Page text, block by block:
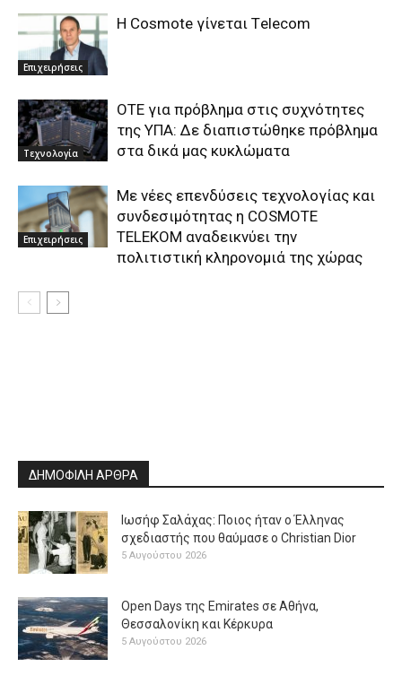
Επιχειρήσεις
H Cosmote γίνεται Τelecom
Τεχνολογία
ΟΤΕ για πρόβλημα στις συχνότητες
της ΥΠΑ: Δε διαπιστώθηκε πρόβλημα
στα δικά μας κυκλώματα
Επιχειρήσεις
Με νέες επενδύσεις τεχνολογίας και
συνδεσιμότητας η COSMOTE
TELEKOM αναδεικνύει την
πολιτιστική κληρονομιά της χώρας
ΔΗΜΟΦΙΛΗ ΑΡΘΡΑ
Ιωσήφ Σαλάχας: Ποιος ήταν ο Έλληνας
σχεδιαστής που θαύμασε ο Christian Dior
5 Αυγούστου 2026
Open Days της Emirates σε Αθήνα,
Θεσσαλονίκη και Κέρκυρα
5 Αυγούστου 2026